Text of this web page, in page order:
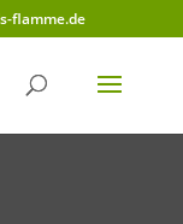
flamme.de